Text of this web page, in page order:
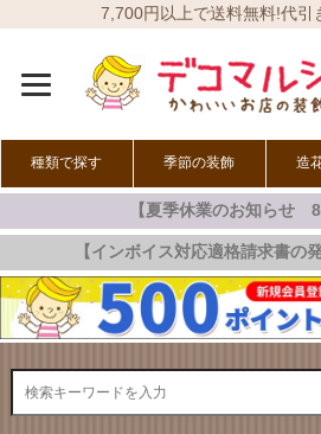
7,700円以上で送料無料!代引
種類で探す 季節の装飾
春の装飾
夏の装飾
秋の装飾
冬の装飾
オールシーズン
造
【夏季休業のお知らせ
【インボイス対応適格請求書の